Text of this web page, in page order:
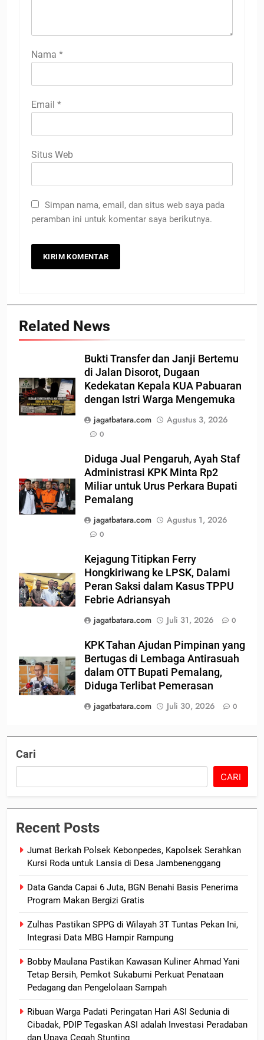
Nama *
Email *
Situs Web
Simpan nama, email, dan situs web saya pada
peramban ini untuk komentar saya berikutnya.
Related News
Bukti Transfer dan Janji Bertemu
di Jalan Disorot, Dugaan
Kedekatan Kepala KUA Pabuaran
dengan Istri Warga Mengemuka
jagatbatara.com
Agustus 3, 2026
0
Diduga Jual Pengaruh, Ayah Staf
Administrasi KPK Minta Rp2
Miliar untuk Urus Perkara Bupati
Pemalang
jagatbatara.com
Agustus 1, 2026
0
Kejagung Titipkan Ferry
Hongkiriwang ke LPSK, Dalami
Peran Saksi dalam Kasus TPPU
Febrie Adriansyah
jagatbatara.com
Juli 31, 2026 0
KPK Tahan Ajudan Pimpinan yang
Bertugas di Lembaga Antirasuah
dalam OTT Bupati Pemalang,
Diduga Terlibat Pemerasan
jagatbatara.com
Juli 30, 2026 0
Cari
CARI
Recent Posts
Jumat Berkah Polsek Kebonpedes, Kapolsek Serahkan
Kursi Roda untuk Lansia di Desa Jambenenggang
Data Ganda Capai 6 Juta, BGN Benahi Basis Penerima
Program Makan Bergizi Gratis
Zulhas Pastikan SPPG di Wilayah 3T Tuntas Pekan Ini,
Integrasi Data MBG Hampir Rampung
Bobby Maulana Pastikan Kawasan Kuliner Ahmad Yani
Tetap Bersih, Pemkot Sukabumi Perkuat Penataan
Pedagang dan Pengelolaan Sampah
Ribuan Warga Padati Peringatan Hari ASI Sedunia di
Cibadak, PDIP Tegaskan ASI adalah Investasi Peradaban
dan Upaya Cegah Stunting